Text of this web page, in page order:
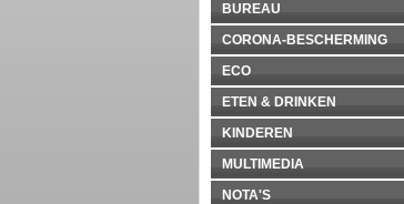
BUREAU
CORONA-BESCHERMING
ECO
ETEN & DRINKEN
KINDEREN
MULTIMEDIA
NOTA'S